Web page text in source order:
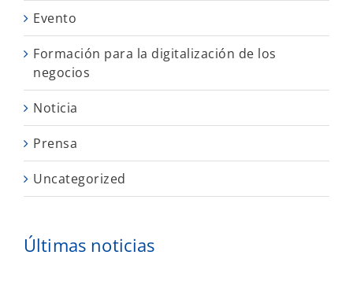
Evento
Formación para la digitalización de los
negocios
Noticia
Prensa
Uncategorized
Últimas noticias